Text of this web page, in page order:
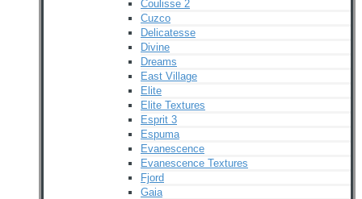
Coulisse 2
Cuzco
Delicatesse
Divine
Dreams
East Village
Elite
Elite Textures
Esprit 3
Espuma
Evanescence
Evanescence Textures
Fjord
Gaia